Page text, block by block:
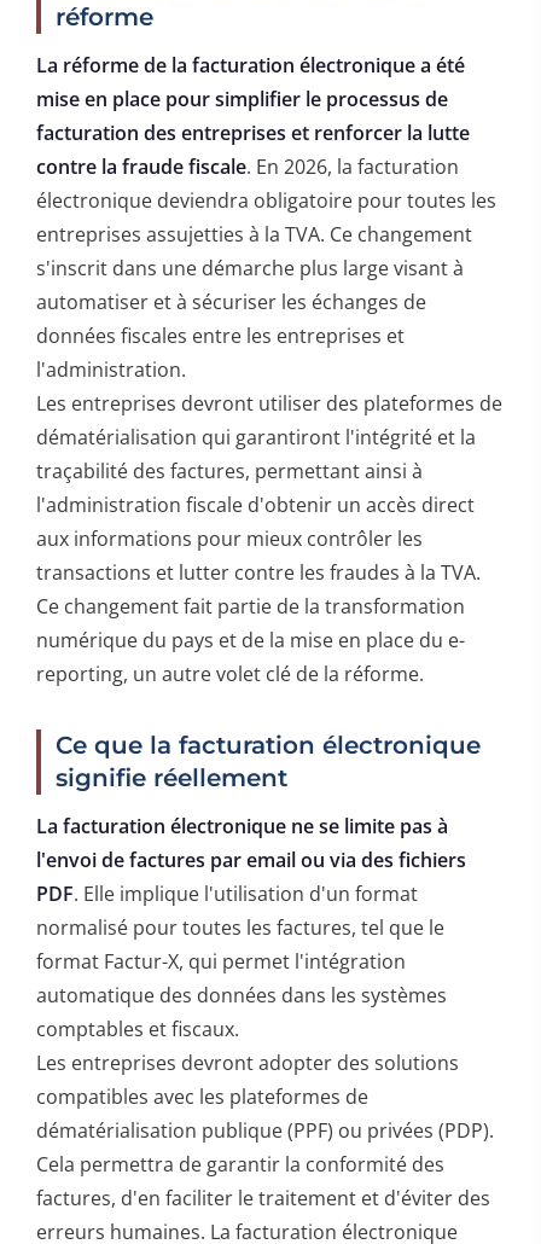
réforme
La réforme de la facturation électronique a été
mise en place pour simplifier le processus de
facturation des entreprises et renforcer la lutte
contre la fraude fiscale. En 2026, la facturation
électronique deviendra obligatoire pour toutes les
entreprises assujetties à la TVA. Ce changement
s'inscrit dans une démarche plus large visant à
automatiser et à sécuriser les échanges de
données fiscales entre les entreprises et
l'administration.
Les entreprises devront utiliser des plateformes de
dématérialisation qui garantiront l'intégrité et la
traçabilité des factures, permettant ainsi à
l'administration fiscale d'obtenir un accès direct
aux informations pour mieux contrôler les
transactions et lutter contre les fraudes à la TVA.
Ce changement fait partie de la transformation
numérique du pays et de la mise en place du e-
reporting, un autre volet clé de la réforme.
Ce que la facturation électronique
signifie réellement
La facturation électronique ne se limite pas à
l'envoi de factures par email ou via des fichiers
PDF. Elle implique l'utilisation d'un format
normalisé pour toutes les factures, tel que le
format Factur-X, qui permet l'intégration
automatique des données dans les systèmes
comptables et fiscaux.
Les entreprises devront adopter des solutions
compatibles avec les plateformes de
dématérialisation publique (PPF) ou privées (PDP).
Cela permettra de garantir la conformité des
factures, d'en faciliter le traitement et d'éviter des
erreurs humaines. La facturation électronique